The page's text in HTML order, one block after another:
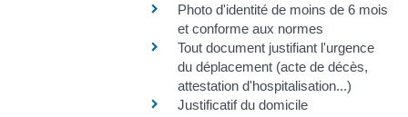
Photo d'identité de moins de 6 mois
et conforme aux normes
Tout document justifiant l'urgence
du déplacement (acte de décès,
attestation d'hospitalisation...)
Justificatif du domicile